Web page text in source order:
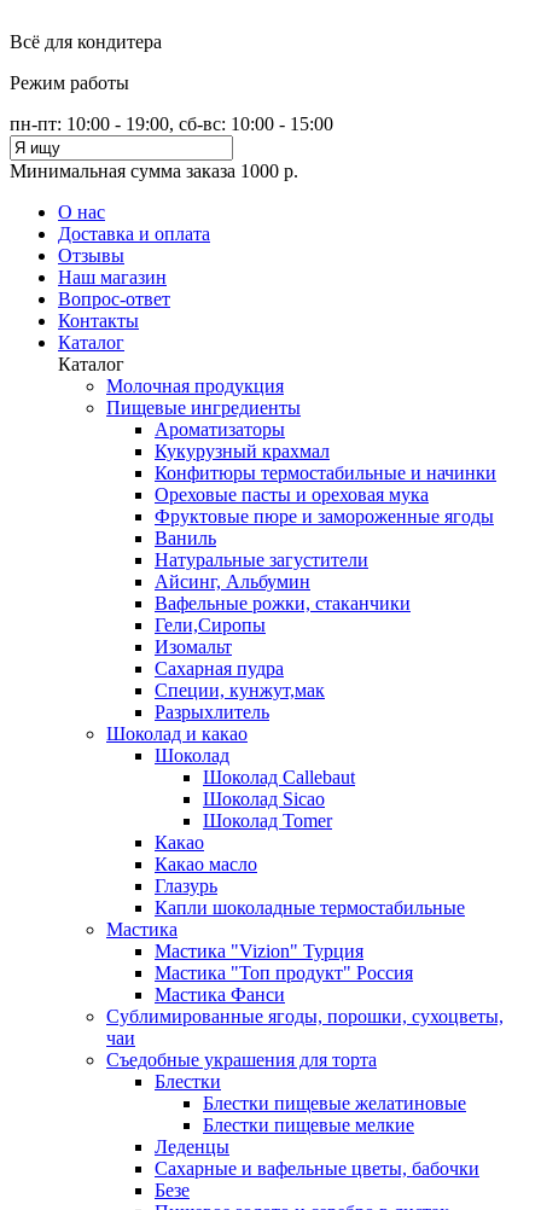
Всё для кондитера
Режим работы
пн-пт: 10:00 - 19:00, сб-вс: 10:00 - 15:00
Минимальная сумма заказа 1000 р.
О нас
Доставка и оплата
Отзывы
Наш магазин
Вопрос-ответ
Контакты
Каталог
Каталог
Молочная продукция
Пищевые ингредиенты
Ароматизаторы
Кукурузный крахмал
Конфитюры термостабильные и начинки
Ореховые пасты и ореховая мука
Фруктовые пюре и замороженные ягоды
Ваниль
Натуральные загустители
Айсинг, Альбумин
Вафельные рожки, стаканчики
Гели,Сиропы
Изомальт
Сахарная пудра
Специи, кунжут,мак
Разрыхлитель
Шоколад и какао
Шоколад
Шоколад Callebaut
Шоколад Sicao
Шоколад Tomer
Какао
Какао масло
Глазурь
Капли шоколадные термостабильные
Мастика
Мастика "Vizion" Турция
Мастика "Топ продукт" Россия
Мастика Фанси
Сублимированные ягоды, порошки, сухоцветы,
чаи
Съедобные украшения для торта
Блестки
Блестки пищевые желатиновые
Блестки пищевые мелкие
Леденцы
Сахарные и вафельные цветы, бабочки
Безе